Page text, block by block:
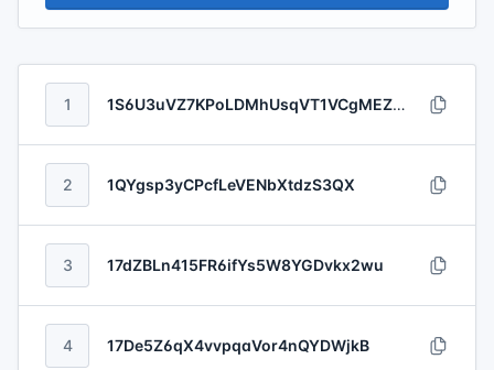
1 1S6U3uVZ7KPoLDMhUsqVT1VCgMEZTJhgSj
2 1QYgsp3yCPcfLeVENbXtdzS3QX
3 17dZBLn415FR6ifYs5W8YGDvkx2wu
4 17De5Z6qX4vvpqaVor4nQYDWjkB